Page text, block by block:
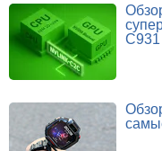
C931